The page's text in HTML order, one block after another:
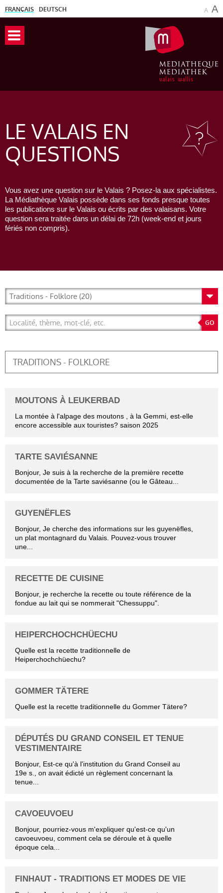
FRANÇAIS DEUTSCH A A
LE VALAIS EN
QUESTIONS
Vous avez une question sur le Valais ? Posez-la aux spécialistes.
La Médiathèque Valais possède dans ses fonds presque toutes
les publications sur le Valais ou écrits par des valaisans. Votre
question sera traitée dans un délai de 72h (week-end et jours
fériés non compris).
TRADITIONS - FOLKLORE
MOUTONS À LEUKERBAD
La montée à l'alpage des moutons , à la Gemmi, est-elle
encore accessible aux touristes? saison 2025
TARTE SAVIÉSANNE
Bonjour, Je suis à la recherche de la première recette
documentée de la Tarte saviésanne (ou le Gâteau...
GUYENËFLES
Bonjour, Je cherche des informations sur les guyenëfles,
un plat montagnard du Valais. Pouvez-vous trouver
une...
RECETTE DE CUISINE
Bonjour, je recherche la recette ou toute référence de la
fondue au lait qui se nommerait "Chessuppu".
HEIPERCHOCHCHÜECHU
Quelle est la recette traditionnelle de
Heiperchochchüechu?
GOMMER TÄTERE
Quelle est la recette traditionnelle du Gommer Tätere?
DÉPUTÉS DU GRAND CONSEIL ET TENUE
VESTIMENTAIRE
Bonjour, Est-ce qu'à l'institution du Grand Conseil au
19e s., on avait édicté un règlement concernant la
tenue...
CAVOEUVOEU
Bonjour, pourriez-vous m'expliquer qu'est-ce qu'un
cavoeuvoeu, comment cela se déroule et à quelle
époque cela...
FINHAUT - TRADITIONS ET MODES DE VIE